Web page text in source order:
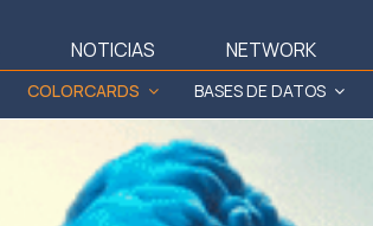
NOTICIAS NETWORK
COLORCARDS BASES DE DATOS